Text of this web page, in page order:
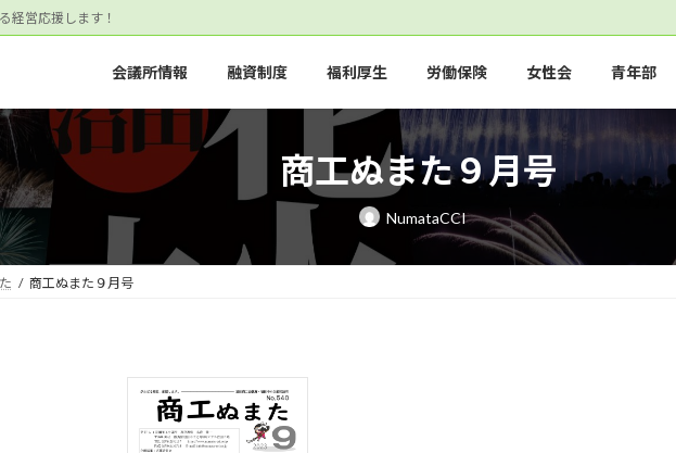
経営応援します！
会議所情報 融資制度 福利厚生 労働保険 女性会 青年部
商工ぬまた９月号
NumataCCI
商工ぬまた９月号